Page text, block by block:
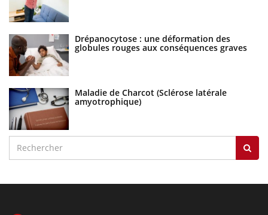
Drépanocytose : une déformation des
globules rouges aux conséquences graves
Maladie de Charcot (Sclérose latérale
amyotrophique)